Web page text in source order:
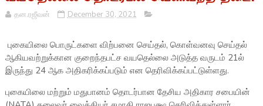
தன.ரஜீவன் December 30, 2021
புகையிலை பொருட்களை விற்பனை செய்தல், கொள்வனவு செய்தல்
ஆகியவற்றுக்கான குறைந்தபட்ச வயதெல்லை அடுத்த வருடம் 21ல்
இருந்து 24 ஆக அதிகரிக்கப்படும் என தெரிவிக்கப்பட்டுள்ளது.
புகையிலை மற்றும் மதுபானம் தொடர்பான தேசிய அதிகார சபையின்